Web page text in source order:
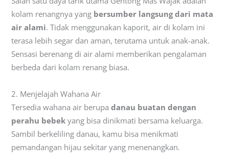
kolam renangnya yang bersumber langsung dari mata
air alami. Tidak menggunakan kaporit, air di kolam ini
terasa lebih segar dan aman, terutama untuk anak-anak.
Sensasi berenang di air alami memberikan pengalaman
berbeda dari kolam renang biasa.
2. Menjelajah Wahana Air
Tersedia wahana air berupadanau buatan dengan
perahu bebek yang bisa dinikmati bersama keluarga.
Sambil berkeliling danau, kamu bisa menikmati
pemandangan hijau sekitar yang menenangkan.